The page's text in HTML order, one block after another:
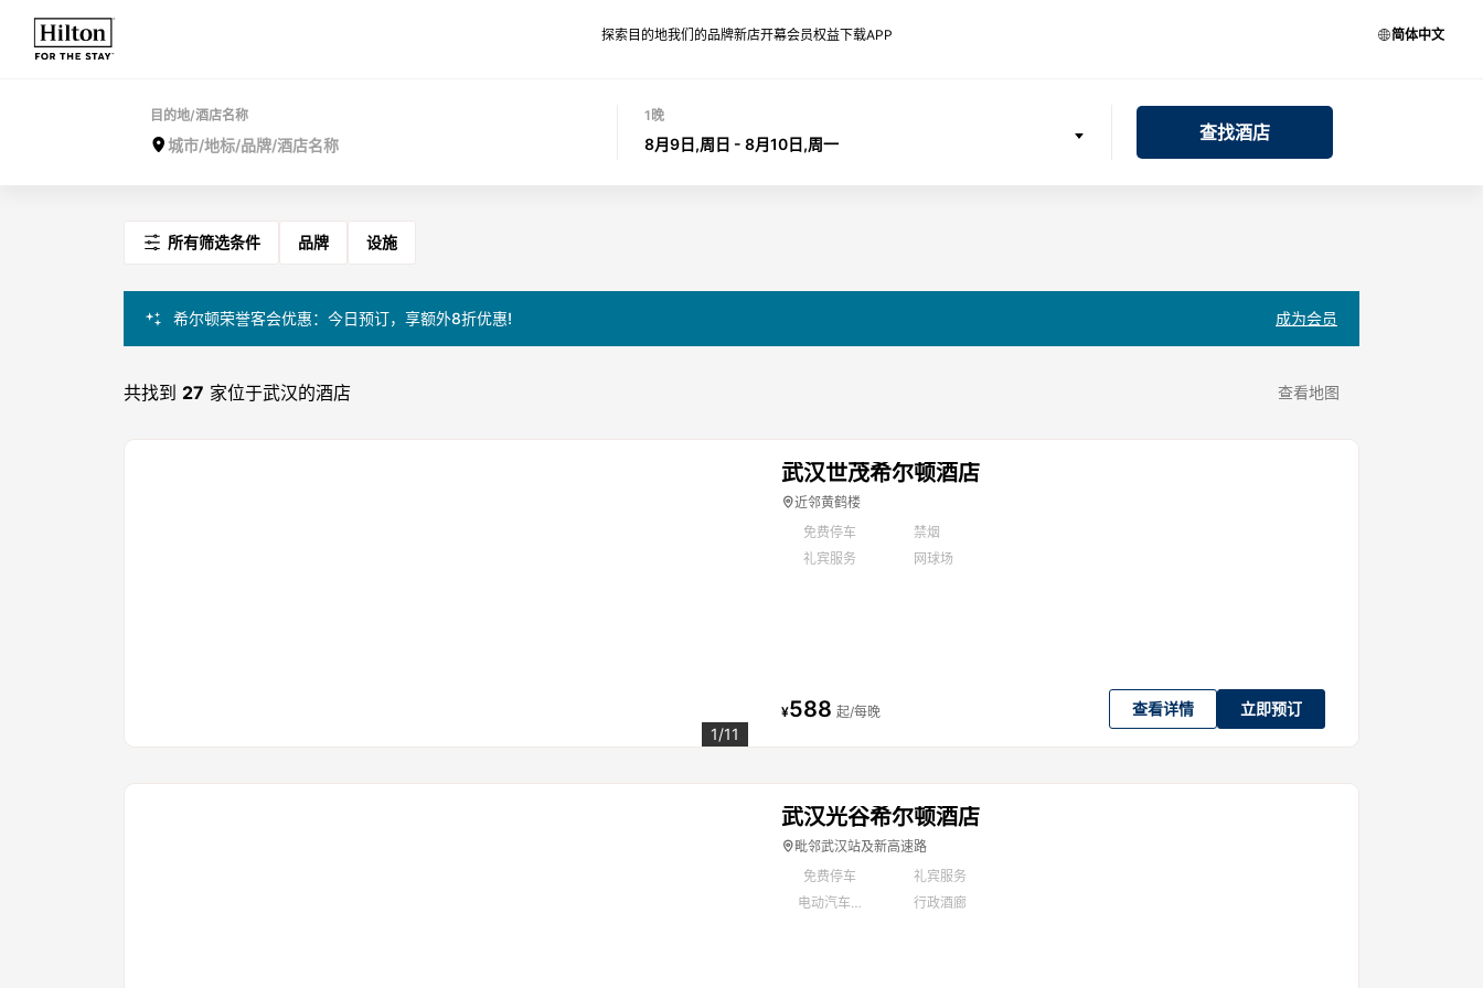
探索目的地我们的品牌新店开幕会员权益下载APP 简体中文
目的地/酒店名称 1晚
8月9日,周日 - 8月10日,周一
查找酒店
所有筛选条件 品牌 设施
希尔顿荣誉客会优惠：今日预订，享额外8折优惠! 成为会员
共找到 27 家位于武汉的酒店 查看地图
1/11
武汉世茂希尔顿酒店
近邻黄鹤楼
免费停车
禁烟
礼宾服务
网球场
¥588 起/每晚 查看详情 立即预订
武汉光谷希尔顿酒店
毗邻武汉站及新高速路
免费停车
礼宾服务
电动汽车充电站
行政酒廊